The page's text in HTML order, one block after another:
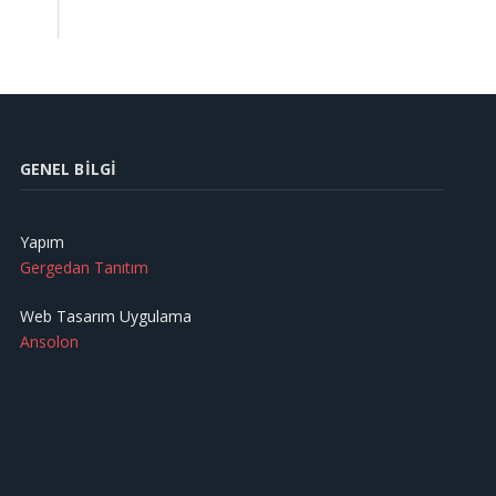
GENEL BILGI
Yapım
Gergedan Tanıtım
Web Tasarım Uygulama
Ansolon